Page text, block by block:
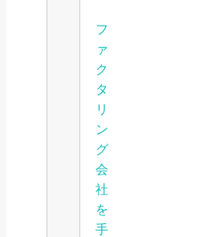
フ
ァ
ク
タ
リ
ン
グ
会
社
を
手